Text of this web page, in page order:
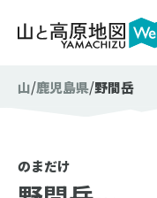
山 鹿児島県 野間岳
のまだけ